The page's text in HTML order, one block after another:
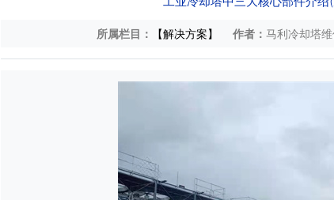
所属栏目： 【解决方案】 作者： 马利冷却塔